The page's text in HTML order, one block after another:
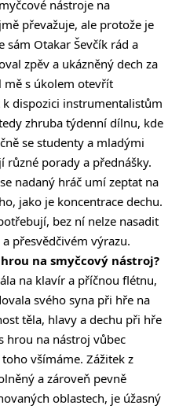
nástroje na
převažuje, ale protože je
sám Otakar Ševčík rád a
zpěv a ukázněný dech za
mě s úkolem otevřít
dispozici instrumentalistům
zhruba týdenní dílnu, kde
se studenty a mladými
různé porady a přednášky.
nadaný hráč umí zeptat na
jako je koncentrace dechu.
bez ní nelze nasadit
přesvědčivém výrazu.
na smyčcový nástroj?
na klavír a příčnou flétnu,
svého syna při hře na
těla, hlavy a dechu při hře
hrou na nástroj vůbec
všímáme. Zážitek z
a zároveň pevně
oblastech, je úžasný